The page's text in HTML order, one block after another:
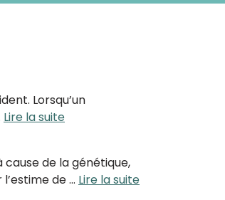
Lorsqu’un
Lire la suite
de la génétique,
de … Lire la suite